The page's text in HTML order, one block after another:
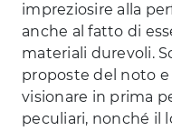
impreziosire alla
anche al fatto di
materiali durevoli.
proposte del noto
visionare in prima
peculiari, nonché il